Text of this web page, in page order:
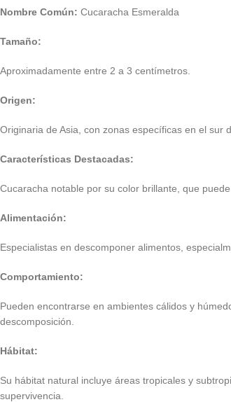
Nombre Común: Cucaracha Esmeralda
Tamaño:
Aproximadamente entre 2 a 3 centímetros.
Origen:
Originaria de Asia, con zonas específicas en el sur
Características Destacadas:
Cucaracha notable por su color brillante, que
Alimentación:
Especialistas en descomponer alimentos,
Comportamiento:
Pueden encontrarse en ambientes cálidos y
descomposición.
Hábitat:
Su hábitat natural incluye áreas tropicales y
supervivencia.